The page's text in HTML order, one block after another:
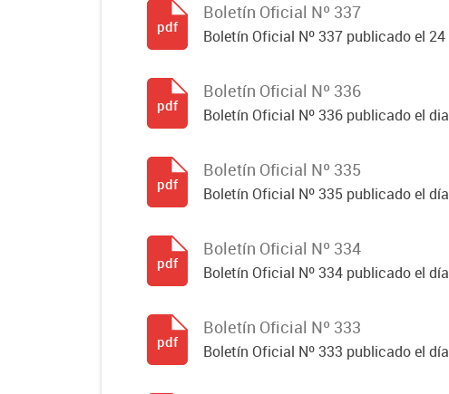
Boletín Oficial Nº 337
Boletín Oficial Nº 337 publicado el
pdf
Boletín Oficial Nº 336
Boletín Oficial Nº 336 publicado el
pdf
Boletín Oficial Nº 335
Boletín Oficial Nº 335 publicado el
pdf
Boletín Oficial Nº 334
Boletín Oficial Nº 334 publicado el
pdf
Boletín Oficial Nº 333
Boletín Oficial Nº 333 publicado el
pdf